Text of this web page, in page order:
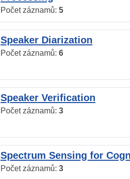
Počet záznamů: 5
Speaker Diarization
Počet záznamů: 6
Speaker Verification
Počet záznamů: 3
Spectrum Sensing for
Počet záznamů: 3